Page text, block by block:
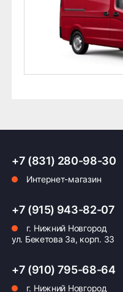
+7 (831) 280-98-30
Интернет-магазин
+7 (915) 943-82-07
г. Нижний Новгород
ул. Бекетова 3а, корп. 33
+7 (910) 795-68-64
г. Нижний Новгород